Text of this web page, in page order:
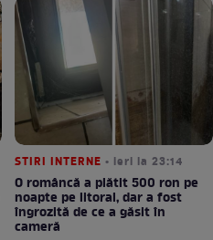
STIRI INTERNE • ieri la 23:14
O româncă a plătit 500 ron pe
noapte pe litoral, dar a fost
îngrozită de ce a găsit în
cameră